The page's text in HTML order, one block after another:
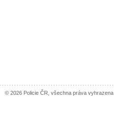
© 2026 Policie ČR, všechna práva vyhrazena